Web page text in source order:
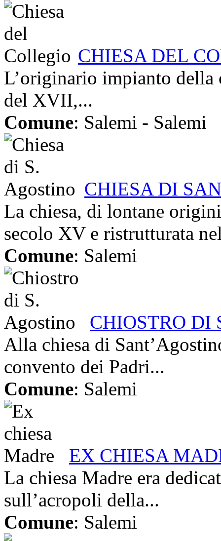
CHIESA DEL
L’originario impianto della
del XVII,...
Comune: Salemi - Salemi
CHIESA DI
La chiesa, di lontane
secolo XV e ristrutturata
Comune: Salemi
CHIOSTRO DI
Alla chiesa di
convento dei Padri...
Comune: Salemi
EX CHIESA
La chiesa Madre era
sull’acropoli della...
Comune: Salemi